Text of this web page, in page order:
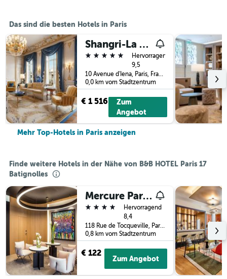
Das sind die besten Hotels in Paris
Shangri-La Paris
5 Sterne
Hervorragend
9,5
10 Avenue d'Iena, Paris, Frankreich
0,0 km vom Stadtzentrum
€ 1 516
Zum
Angebot
Mehr Top-Hotels in Paris anzeigen
Finde weitere Hotels in der Nähe von B&B HOTEL Paris 17
Batignolles
Mercure Paris 17 Batignolles
4 Sterne
Hervorragend
8,4
118 Rue de Tocqueville, Paris, Frankreich
0,8 km vom Stadtzentrum
€ 122
Zum Angebot